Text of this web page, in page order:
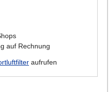
auf Rechnung
aufrufen